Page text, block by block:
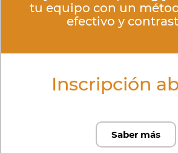
tu equipo con un
efectivo y
Inscripción
Saber más